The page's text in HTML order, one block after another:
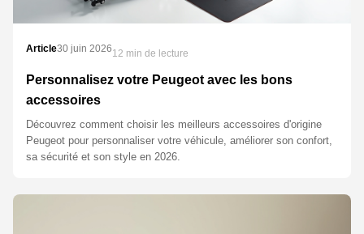
Article30 juin 202612 min de lecture
Personnalisez votre Peugeot avec les bons
accessoires
Découvrez comment choisir les meilleurs accessoires d'origine
Peugeot pour personnaliser votre véhicule, améliorer son confort,
sa sécurité et son style en 2026.